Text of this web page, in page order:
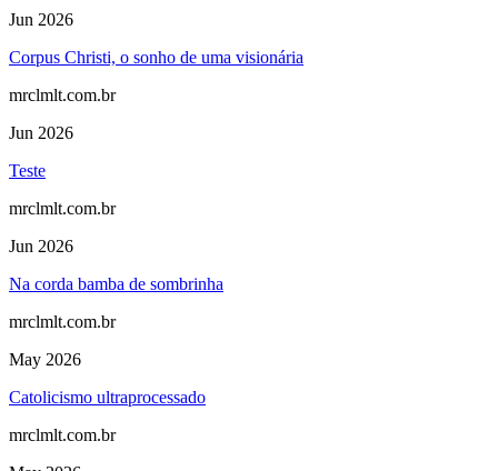
Jun 2026
Corpus Christi, o sonho de uma visionária
mrclmlt.com.br
Jun 2026
Teste
mrclmlt.com.br
Jun 2026
Na corda bamba de sombrinha
mrclmlt.com.br
May 2026
Catolicismo ultraprocessado
mrclmlt.com.br